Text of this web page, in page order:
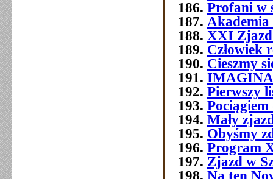
Profani w
XXI
Człowiek
Cieszmy
Pierwszy
Mały
Obyśmy
Program
Zjazd w
Na ten